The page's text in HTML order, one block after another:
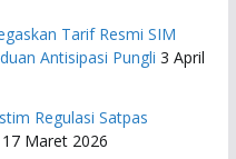
Tarif Resmi SIM
Antisipasi Pungli 3 April
Regulasi Satpas
17 Maret 2026